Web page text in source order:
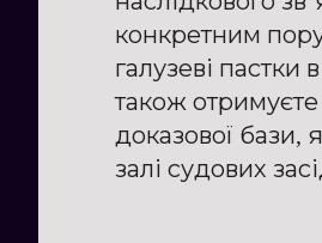
конкретним
галузеві пастки
також
доказової бази,
залі судових